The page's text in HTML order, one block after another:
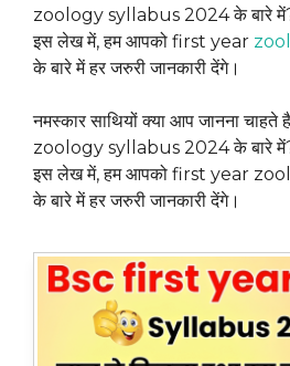
zoology syllabus 2024 के बारे में?
इस लेख में, हम आपको first year
के बारे में हर जरुरी जानकारी देंगे।
नमस्कार साथियों क्या आप जानना
zoology syllabus 2024 के बारे में?
इस लेख में, हम आपको first year
के बारे में हर जरुरी जानकारी देंगे।